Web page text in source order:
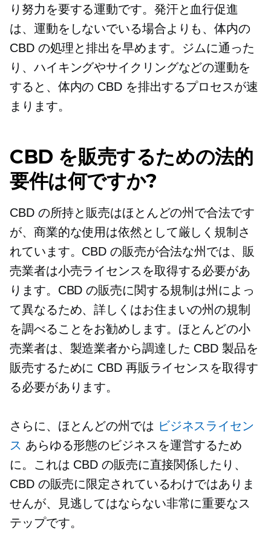
り努力を要する運動です。発汗と血行促進
は、運動をしないでいる場合よりも、体内の
CBD の処理と排出を早めます。ジムに通った
り、ハイキングやサイクリングなどの運動を
すると、体内の CBD を排出するプロセスが速
まります。
CBD を販売するための法的
要件は何ですか?
CBD の所持と販売はほとんどの州で合法です
が、商業的な使用は依然として厳しく規制さ
れています。CBD の販売が合法な州では、販
売業者は小売ライセンスを取得する必要があ
ります。CBD の販売に関する規制は州によっ
て異なるため、詳しくはお住まいの州の規制
を調べることをお勧めします。ほとんどの小
売業者は、製造業者から調達した CBD 製品を
販売するために CBD 再販ライセンスを取得す
る必要があります。
さらに、ほとんどの州では ビジネスライセン
ス あらゆる形態のビジネスを運営するため
に。これは CBD の販売に直接関係したり、
CBD の販売に限定されているわけではありま
せんが、見逃してはならない非常に重要なス
テップです。